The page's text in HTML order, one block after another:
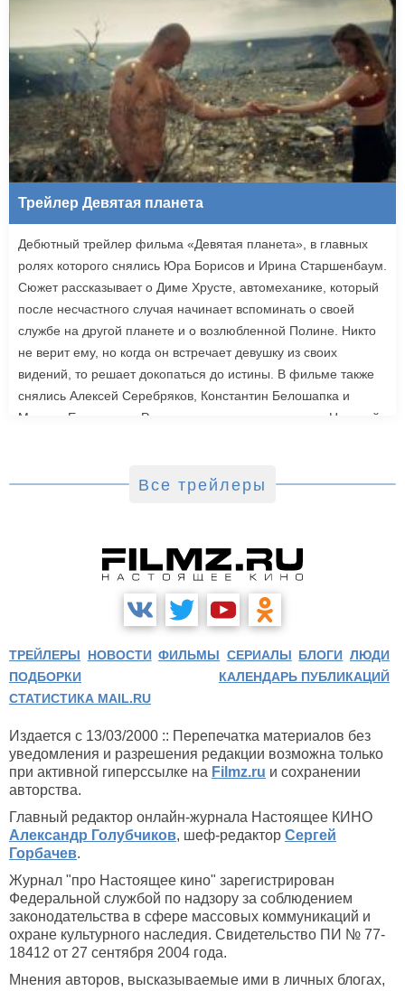
Трейлер Девятая планета
Дебютный трейлер фильма «Девятая планета», в главных
ролях которого снялись Юра Борисов и Ирина Старшенбаум.
Сюжет рассказывает о Диме Хрусте, автомеханике, который
после несчастного случая начинает вспоминать о своей
службе на другой планете и о возлюбленной Полине. Никто
не верит ему, но когда он встречает девушку из своих
видений, то решает докопаться до истины. В фильме также
снялись Алексей Серебряков, Константин Белошапка и
Максим Емельянов. Режиссером картины выступил Николай
Все трейлеры
ТРЕЙЛЕРЫ НОВОСТИ ФИЛЬМЫ СЕРИАЛЫ БЛОГИ ЛЮДИ
ПОДБОРКИ
КАЛЕНДАРЬ ПУБЛИКАЦИЙ
СТАТИСТИКА MAIL.RU
Издается с 13/03/2000 :: Перепечатка материалов без
уведомления и разрешения редакции возможна только
при активной гиперссылке на Filmz.ru и сохранении
авторства.
Главный редактор онлайн-журнала Настоящее КИНО
Александр Голубчиков, шеф-редактор Сергей
Горбачев.
Журнал "про Настоящее кино" зарегистрирован
Федеральной службой по надзору за соблюдением
законодательства в сфере массовых коммуникаций и
охране культурного наследия. Свидетельство ПИ № 77-
18412 от 27 сентября 2004 года.
Мнения авторов, высказываемые ими в личных блогах,